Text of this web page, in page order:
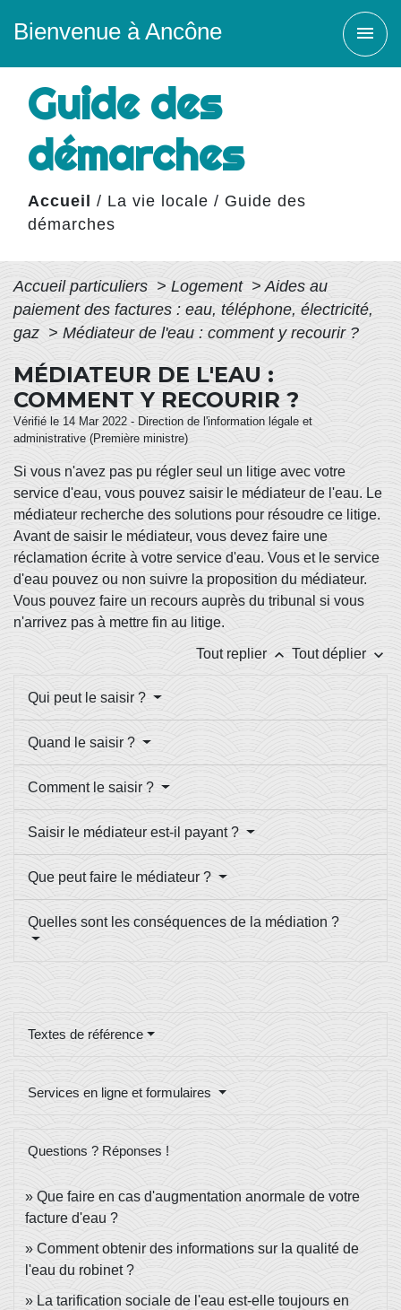
Bienvenue à Ancône menu
Guide des
démarches
Accueil / La vie locale / Guide des
démarches
Accueil particuliers > Logement > Aides au
paiement des factures : eau, téléphone, électricité,
gaz > Médiateur de l'eau : comment y recourir ?
MÉDIATEUR DE L'EAU :
COMMENT Y RECOURIR ?
Vérifié le 14 Mar 2022 - Direction de l'information légale et
administrative (Première ministre)
Si vous n'avez pas pu régler seul un litige avec votre
service d'eau, vous pouvez saisir le médiateur de l'eau. Le
médiateur recherche des solutions pour résoudre ce litige.
Avant de saisir le médiateur, vous devez faire une
réclamation écrite à votre service d'eau. Vous et le service
d'eau pouvez ou non suivre la proposition du médiateur.
Vous pouvez faire un recours auprès du tribunal si vous
n'arrivez pas à mettre fin au litige.
Tout replier keyboard_arrow_up Tout déplier keyboard_arrow_down
Qui peut le saisir ?
Quand le saisir ?
Comment le saisir ?
Saisir le médiateur est-il payant ?
Que peut faire le médiateur ?
Quelles sont les conséquences de la médiation ?
Textes de référence
Services en ligne et formulaires
Questions ? Réponses !
Que faire en cas d'augmentation anormale de votre
facture d'eau ?
Comment obtenir des informations sur la qualité de
l'eau du robinet ?
La tarification sociale de l'eau est-elle toujours en